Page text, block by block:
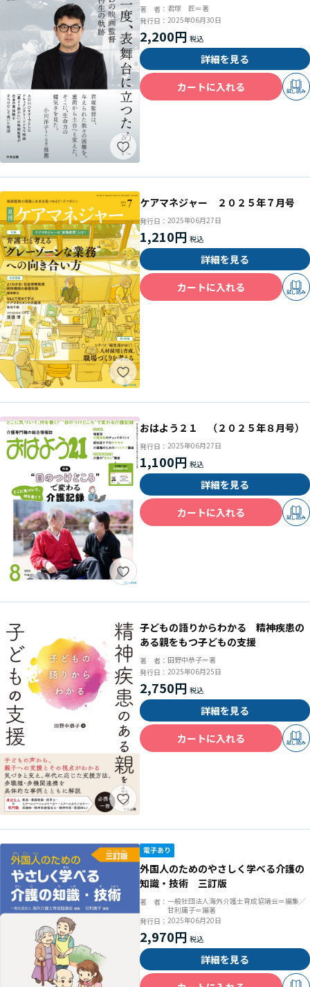
著 者： 君塚 匠＝著
発行日： 2025年06月30日
2,200円
詳細を見る
カートに入れる
試し読み
ケアマネジャー ２０２５年７月号
発行日： 2025年06月27日
1,210円
詳細を見る
カートに入れる
試し読み
おはよう２１ （２０２５年８月号）
発行日： 2025年06月27日
1,100円
詳細を見る
カートに入れる
試し読み
子どもの語りからわかる 精神疾患の
ある親をもつ子どもの支援
著 者： 田野中恭子＝著
発行日： 2025年06月25日
2,750円
詳細を見る
カートに入れる
試し読み
外国人のためのやさしく学べる介護の
知識・技術 三訂版
著 者： 一般社団法人海外介護士育成協議会＝編集／
甘利庸子＝編著
発行日： 2025年06月20日
2,970円
詳細を見る